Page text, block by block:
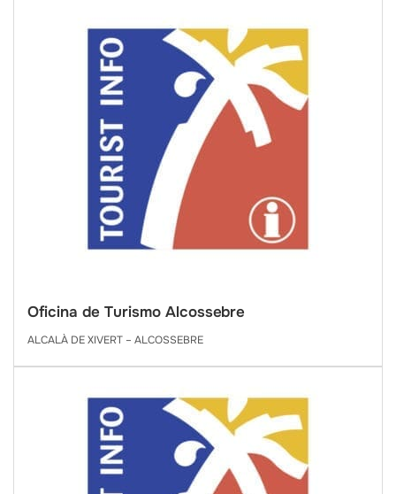
Oficina de Turismo Alcossebre
ALCALÀ DE XIVERT – ALCOSSEBRE